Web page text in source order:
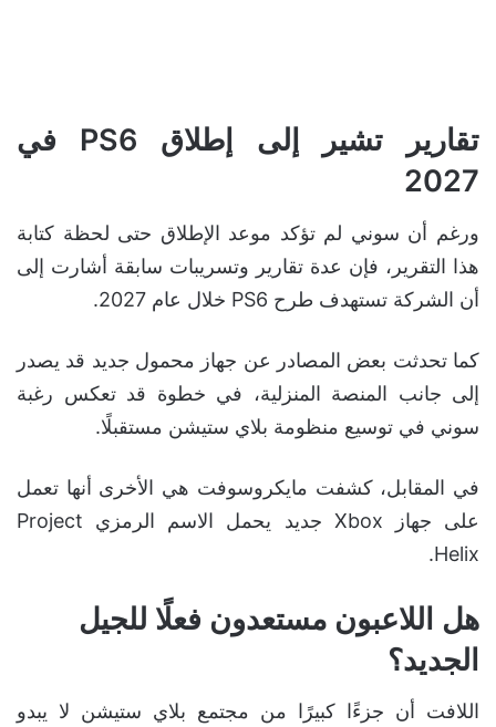
تقارير تشير إلى إطلاق PS6 في
2027
ورغم أن سوني لم تؤكد موعد الإطلاق حتى لحظة كتابة
هذا التقرير، فإن عدة تقارير وتسريبات سابقة أشارت إلى
أن الشركة تستهدف طرح PS6 خلال عام 2027.
كما تحدثت بعض المصادر عن جهاز محمول جديد قد يصدر
إلى جانب المنصة المنزلية، في خطوة قد تعكس رغبة
سوني في توسيع منظومة بلاي ستيشن مستقبلًا.
في المقابل، كشفت مايكروسوفت هي الأخرى أنها تعمل
على جهاز Xbox جديد يحمل الاسم الرمزي Project
Helix.
هل اللاعبون مستعدون فعلًا للجيل
الجديد؟
اللافت أن جزءًا كبيرًا من مجتمع بلاي ستيشن لا يبدو